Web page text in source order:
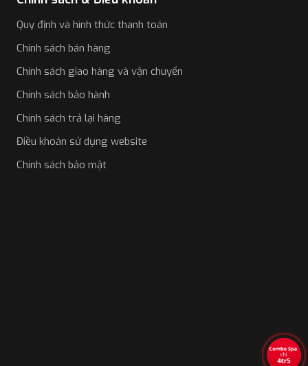
Quy định và hình thức thanh toán
Chính sách bán hàng
Chính sách giao hàng và vận chuyển
Chính sách bảo hành
Chính sách trả lại hàng
Điều khoản sử dụng website
Chính sách bảo mật